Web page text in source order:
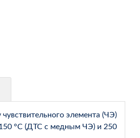
элемента (ЧЭ)
150 °С (ДТС с медным ЧЭ) и 250